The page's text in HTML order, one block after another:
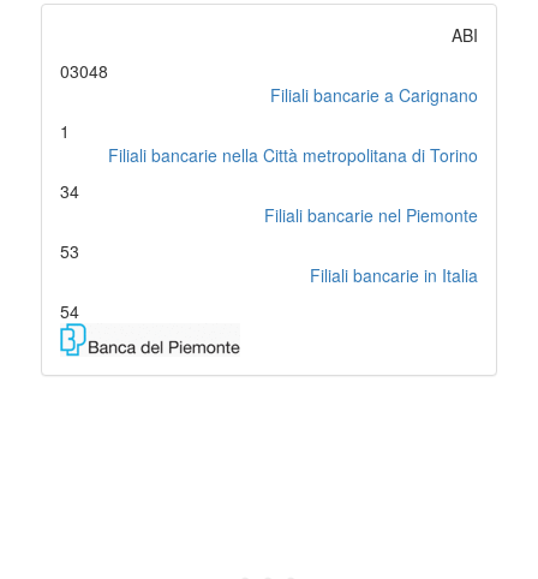
ABI
03048
Filiali bancarie a Carignano
1
Filiali bancarie nella Città metropolitana di Torino
34
Filiali bancarie nel Piemonte
53
Filiali bancarie in Italia
54